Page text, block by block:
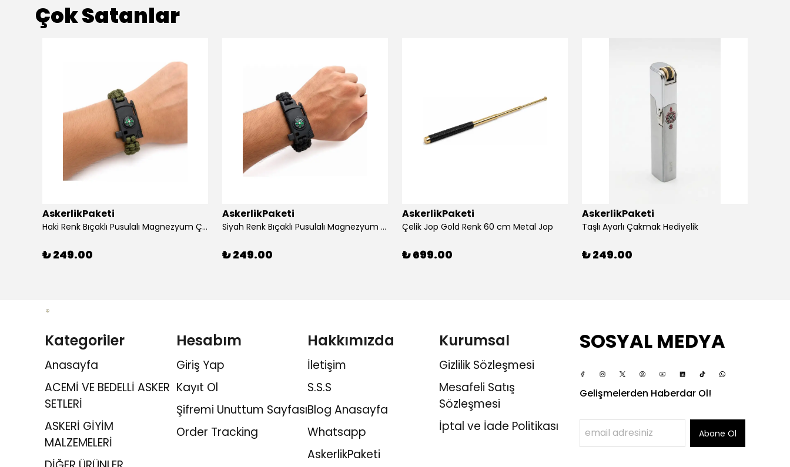
Çok Satanlar
AskerlikPaketi
Haki Renk Bıçaklı Pusulalı Magnezyum Çubuklu Düdüklü Paracord Bileklik
₺ 249.00
AskerlikPaketi
Siyah Renk Bıçaklı Pusulalı Magnezyum Çubuklu Düdüklü Paracord Bileklik
₺ 249.00
AskerlikPaketi
Çelik Jop Gold Renk 60 cm Metal Jop
₺ 699.00
AskerlikPaketi
Taşlı Ayarlı Çakmak Hediyelik
₺ 249.00
Kategoriler
Anasayfa
ACEMİ VE BEDELLİ ASKER
SETLERİ
ASKERİ GİYİM
MALZEMELERİ
Hesabım
Giriş Yap
Kayıt Ol
Şifremi Unuttum Sayfası
Order Tracking
Hakkımızda
İletişim
S.S.S
Blog Anasayfa
Whatsapp
AskerlikPaketi
Kurumsal
Gizlilik Sözleşmesi
Mesafeli Satış
Sözleşmesi
İptal ve İade Politikası
SOSYAL MEDYA
Gelişmelerden Haberdar Ol!
Abone Ol